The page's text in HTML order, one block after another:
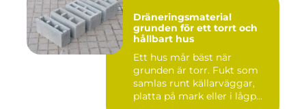
Dräneringsmaterial
grunden för ett torrt och
hållbart hus
Ett hus mår bäst när
grunden är torr. Fukt som
samlas runt källarväggar,
platta på mark eller i lågp...